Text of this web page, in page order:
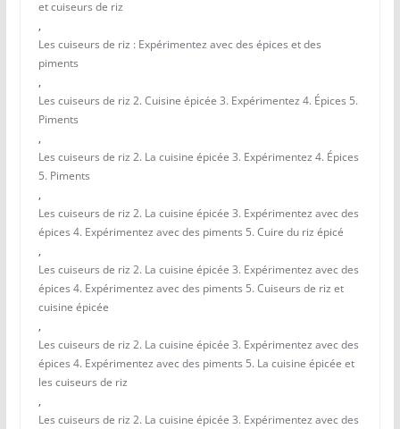
et cuiseurs de riz
,
Les cuiseurs de riz : Expérimentez avec des épices et des
piments
,
Les cuiseurs de riz 2. Cuisine épicée 3. Expérimentez 4. Épices 5.
Piments
,
Les cuiseurs de riz 2. La cuisine épicée 3. Expérimentez 4. Épices
5. Piments
,
Les cuiseurs de riz 2. La cuisine épicée 3. Expérimentez avec des
épices 4. Expérimentez avec des piments 5. Cuire du riz épicé
,
Les cuiseurs de riz 2. La cuisine épicée 3. Expérimentez avec des
épices 4. Expérimentez avec des piments 5. Cuiseurs de riz et
cuisine épicée
,
Les cuiseurs de riz 2. La cuisine épicée 3. Expérimentez avec des
épices 4. Expérimentez avec des piments 5. La cuisine épicée et
les cuiseurs de riz
,
Les cuiseurs de riz 2. La cuisine épicée 3. Expérimentez avec des